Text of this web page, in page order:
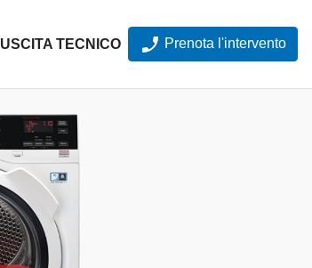
USCITA TECNICO Prenota l'intervento